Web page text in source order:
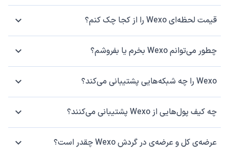
قیمت لحظه‌ای Wexo را از کجا چک کنم؟
چطور می‌توانم Wexo بخرم یا بفروشم؟
Wexo را چه شبکه‌هایی پشتیبانی می‌کند؟
چه کیف پول‌هایی از Wexo پشتیبانی می‌کنند؟
عرضه‌ی کل و عرضه‌ی در گردش Wexo چقدر است؟